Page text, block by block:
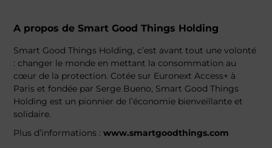
A propos de Smart Good Things Holding
Smart Good Things Holding, c’est avant tout une volonté
: changer le monde en mettant la consommation au
cœur de la protection. Cotée sur Euronext Access+ à
Paris et fondée par Serge Bueno, Smart Good Things
Holding est un pionnier de l’économie bienveillante et
solidaire.
Plus d’informations :www.smartgoodthings.com